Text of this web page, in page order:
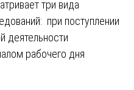
три вида
при поступлении
деятельности
рабочего дня